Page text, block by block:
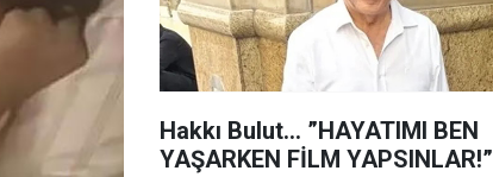
Hakkı Bulut... ”HAYATIMI BEN
YAŞARKEN FİLM YAPSINLAR!”